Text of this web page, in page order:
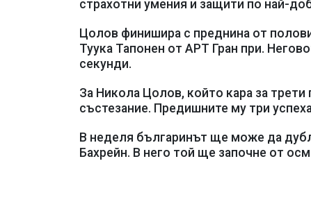
страхотни умения и защити по най-
Цолов финишира с преднина от
Туука Тапонен от АРТ Гран при.
секунди.
За Никола Цолов, който кара за
състезание. Предишните му три
В неделя българинът ще може да
Бахрейн. В него той ще започне от